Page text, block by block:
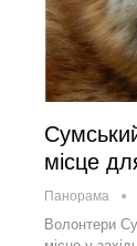
місце
Панорама
Волонтери